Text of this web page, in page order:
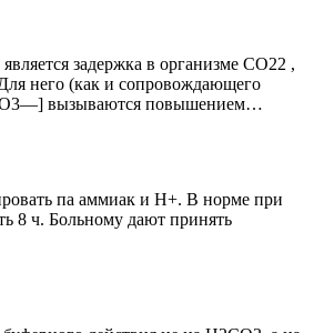
задержка в организме СO22 ,
него (как и сопровождающего
вызываются повышением…
па аммиак и Н+. В норме при
8 ч. Больному дают принять